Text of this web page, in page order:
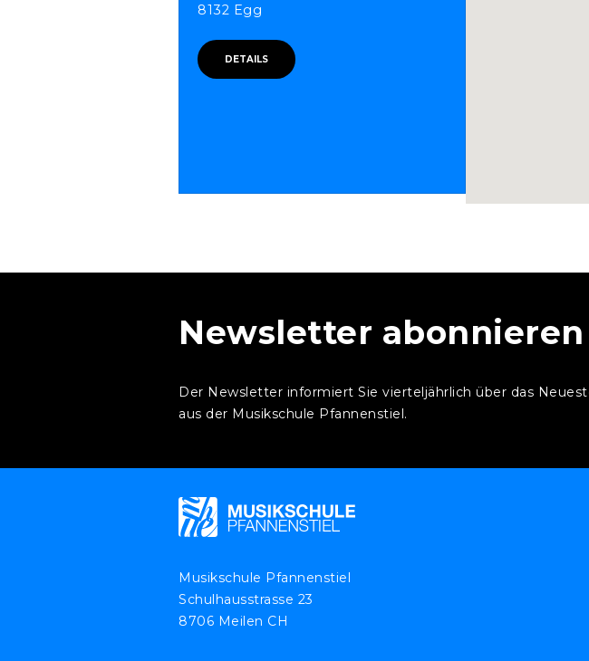
8132 Egg
DETAILS
Newsletter abonnieren
Der Newsletter informiert Sie vierteljährlich über das
aus der Musikschule Pfannenstiel.
Musikschule Pfannenstiel
Schulhausstrasse 23
8706 Meilen CH